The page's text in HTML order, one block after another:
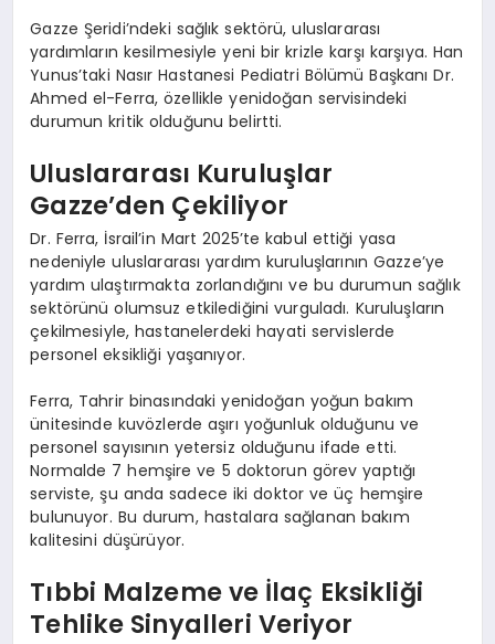
Gazze Şeridi’ndeki sağlık sektörü, uluslararası
yardımların kesilmesiyle yeni bir krizle karşı karşıya. Han
Yunus’taki Nasır Hastanesi Pediatri Bölümü Başkanı Dr.
Ahmed el-Ferra, özellikle yenidoğan servisindeki
durumun kritik olduğunu belirtti.
Uluslararası Kuruluşlar
Gazze’den Çekiliyor
Dr. Ferra, İsrail’in Mart 2025’te kabul ettiği yasa
nedeniyle uluslararası yardım kuruluşlarının Gazze’ye
yardım ulaştırmakta zorlandığını ve bu durumun sağlık
sektörünü olumsuz etkilediğini vurguladı. Kuruluşların
çekilmesiyle, hastanelerdeki hayati servislerde
personel eksikliği yaşanıyor.
Ferra, Tahrir binasındaki yenidoğan yoğun bakım
ünitesinde kuvözlerde aşırı yoğunluk olduğunu ve
personel sayısının yetersiz olduğunu ifade etti.
Normalde 7 hemşire ve 5 doktorun görev yaptığı
serviste, şu anda sadece iki doktor ve üç hemşire
bulunuyor. Bu durum, hastalara sağlanan bakım
kalitesini düşürüyor.
Tıbbi Malzeme ve İlaç Eksikliği
Tehlike Sinyalleri Veriyor